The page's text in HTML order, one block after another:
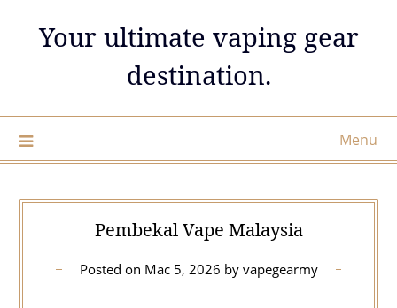
Your ultimate vaping gear
destination.
Menu
Pembekal Vape Malaysia
Posted on Mac 5, 2026 by vapegearmy